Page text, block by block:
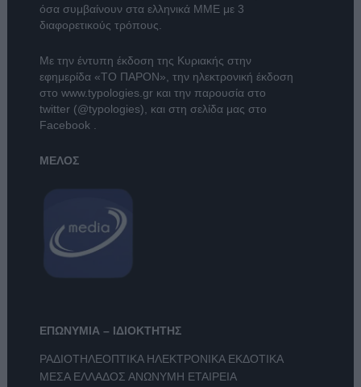
όσα συμβαίνουν στα ελληνικά ΜΜΕ με 3
διαφορετικούς τρόπους.
Με την έντυπη έκδοση της Κυριακής στην
εφημερίδα «ΤΟ ΠΑΡΟΝ» , την ηλεκτρονική έκδοση
στο www.typologies.grκαι την παρουσία στο
twitter (@typologies) , και στη σελίδα μας στο
Facebook
ΜΕΛΟΣ
ΕΠΩΝΥΜΙΑ – ΙΔΙΟΚΤΗΤΗΣ
ΡΑΔΙΟΤΗΛΕΟΠΤΙΚΑ ΗΛΕΚΤΡΟΝΙΚΑ ΕΚΔΟΤΙΚΑ
ΜΕΣΑ ΕΛΛΑΔΟΣ ΑΝΩΝΥΜΗ ΕΤΑΙΡΕΙΑ